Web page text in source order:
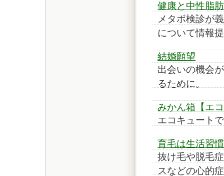
健康と中性脂肪
メタボ検診が
について情報
結婚願望
出会いの機会
るために。
みかん箱【エ
エコキュート
育毛は生活習
抜け毛や脱毛
スなどの心的